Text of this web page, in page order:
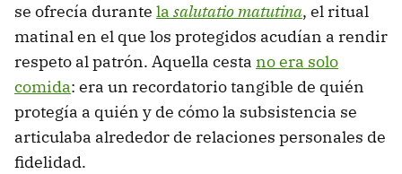
se ofrecía durante la salutatio matutina, el ritual
matinal en el que los protegidos acudían a rendir
respeto al patrón. Aquella cesta no era solo
comida: era un recordatorio tangible de quién
protegía a quién y de cómo la subsistencia se
articulaba alrededor de relaciones personales de
fidelidad.